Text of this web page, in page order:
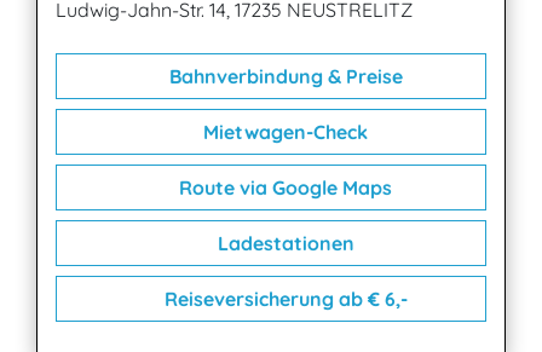
Ludwig-Jahn-Str. 14, 17235 NEUSTRELITZ
Bahnverbindung & Preise
Mietwagen-Check
Route via Google Maps
Ladestationen
Reiseversicherung ab € 6,-